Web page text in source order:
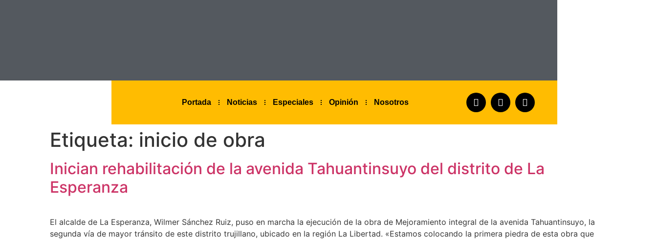
Portada Noticias Especiales Opinión Nosotros
Etiqueta: inicio de obra
Inician rehabilitación de la avenida Tahuantinsuyo del distrito de La
Esperanza
El alcalde de La Esperanza, Wilmer Sánchez Ruiz, puso en marcha la ejecución de la obra de Mejoramiento integral de la avenida Tahuantinsuyo, la
segunda vía de mayor tránsito de este distrito trujillano, ubicado en la región La Libertad. «Estamos colocando la primera piedra de esta obra que